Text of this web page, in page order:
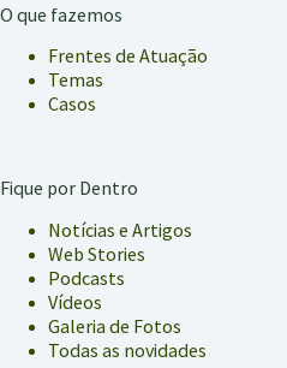
O que fazemos
Frentes de Atuação
Temas
Casos
Fique por Dentro
Notícias e Artigos
Web Stories
Podcasts
Vídeos
Galeria de Fotos
Todas as novidades